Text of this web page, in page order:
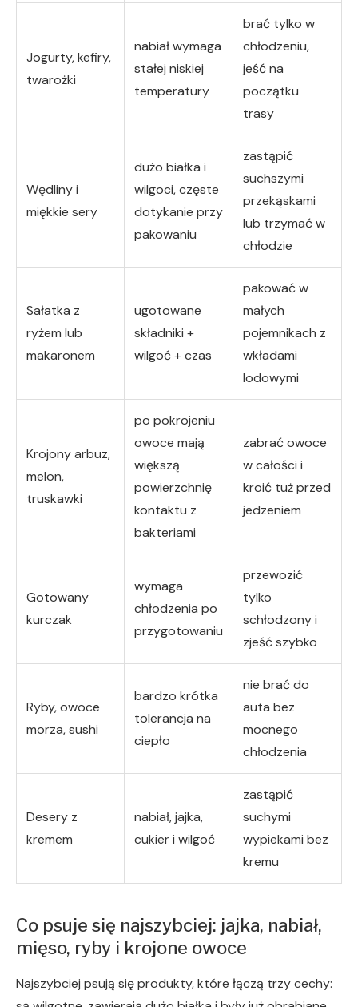
Jogurty, kefiry,
twarożki
nabiał wymaga
stałej niskiej
temperatury
brać tylko w
chłodzeniu,
jeść na
początku
trasy
Wędliny i
miękkie sery
dużo białka i
wilgoci, częste
dotykanie przy
pakowaniu
zastąpić
suchszymi
przekąskami
lub trzymać w
chłodzie
Sałatka z
ryżem lub
makaronem
ugotowane
składniki +
wilgoć + czas
pakować w
małych
pojemnikach z
wkładami
lodowymi
Krojony arbuz,
melon,
truskawki
po pokrojeniu
owoce mają
większą
powierzchnię
kontaktu z
bakteriami
zabrać owoce
w całości i
kroić tuż przed
jedzeniem
Gotowany
kurczak
wymaga
chłodzenia po
przygotowaniu
przewozić
tylko
schłodzony i
zjeść szybko
Ryby, owoce
morza, sushi
bardzo krótka
tolerancja na
ciepło
nie brać do
auta bez
mocnego
chłodzenia
Desery z
kremem
nabiał, jajka,
cukier i wilgoć
zastąpić
suchymi
wypiekami bez
kremu
Co psuje się najszybciej: jajka, nabiał,
mięso, ryby i krojone owoce
Najszybciej psują się produkty, które łączą trzy cechy: